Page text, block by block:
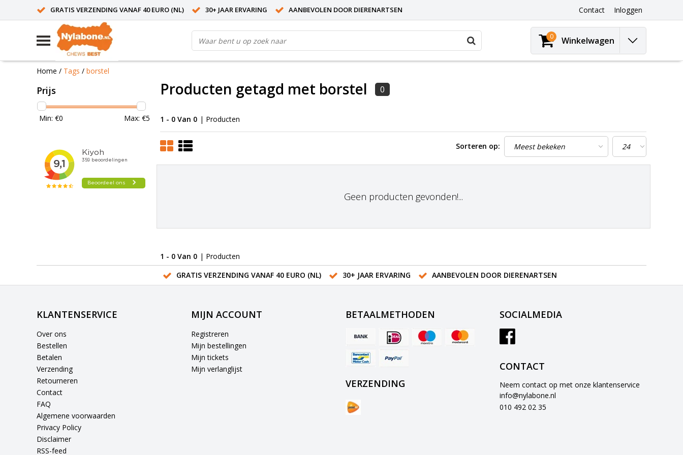
GRATIS VERZENDING VANAF 40 EURO (NL) 30+ JAAR ERVARING AANBEVOLEN DOOR DIERENARTSEN Contact Inloggen
0 Winkelwagen
Home / Tags / borstel
Prijs
Min: €0 Max: €5
Producten getagd met borstel 0
1 - 0 Van 0 | Producten
Sorteren op:
Geen producten gevonden!...
1 - 0 Van 0 | Producten
GRATIS VERZENDING VANAF 40 EURO (NL)
30+ JAAR ERVARING AANBEVOLEN DOOR DIERENARTSEN
KLANTENSERVICE
Over ons
Bestellen
Betalen
Verzending
Retourneren
Contact
FAQ
Algemene voorwaarden
Privacy Policy
Disclaimer
RSS-feed
MIJN ACCOUNT
Registreren
Mijn bestellingen
Mijn tickets
Mijn verlanglijst
BETAALMETHODEN
VERZENDING
SOCIALMEDIA
CONTACT
Neem contact op met onze klantenservice
info@nylabone.nl
010 492 02 35